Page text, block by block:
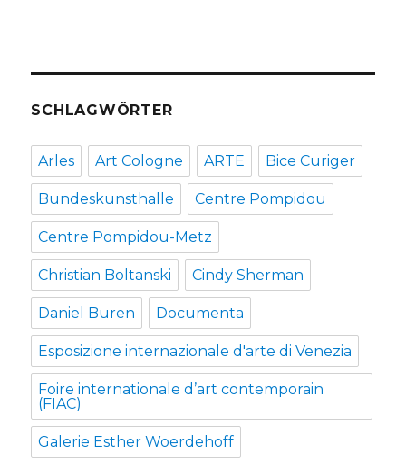
SCHLAGWÖRTER
Arles Art Cologne ARTE Bice Curiger
Bundeskunsthalle Centre Pompidou
Centre Pompidou-Metz
Christian Boltanski Cindy Sherman
Daniel Buren Documenta
Esposizione internazionale d'arte di Venezia
Foire internationale d’art contemporain
(FIAC)
Galerie Esther Woerdehoff